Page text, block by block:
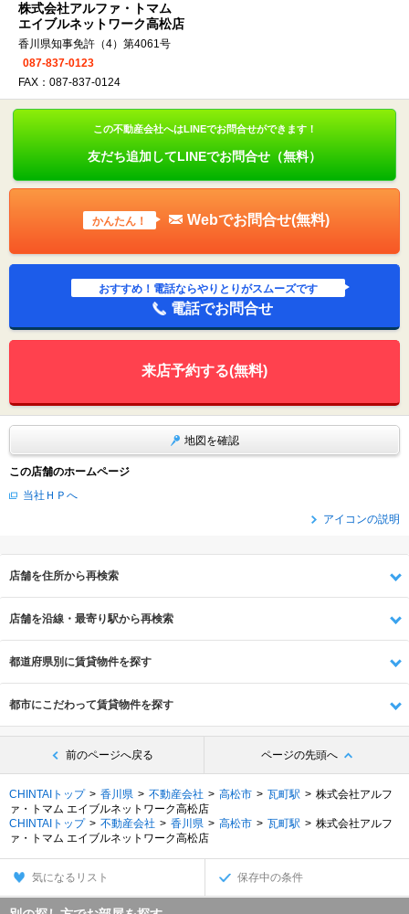
株式会社アルファ・トマム
エイブルネットワーク高松店
香川県知事免許（4）第4061号
087-837-0123
FAX：087-837-0124
この不動産会社へはLINEでお問合せができます！
友だち追加してLINEでお問合せ（無料）
かんたん！ Webでお問合せ(無料)
おすすめ！電話ならやりとりがスムーズです
電話でお問合せ
来店予約する(無料)
地図を確認
この店舗のホームページ
当社ＨＰへ
アイコンの説明
店舗を住所から再検索
店舗を沿線・最寄り駅から再検索
都道府県別に賃貸物件を探す
都市にこだわって賃貸物件を探す
前のページへ戻る ページの先頭へ
CHINTAIトップ 香川県 不動産会社 高松市 瓦町駅
株式会社アルフ
ァ・トマム エイブルネットワーク高松店
CHINTAIトップ
不動産会社 香川県 高松市 瓦町駅
株式会社アルフ
ァ・トマム エイブルネットワーク高松店
気になるリスト 保存中の条件